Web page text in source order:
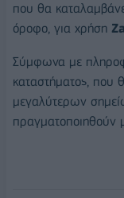
που θα
όροφο, για χρήση
Σύμφωνα με
καταστήματος, που
μεγαλύτερων
πραγματοποιηθούν